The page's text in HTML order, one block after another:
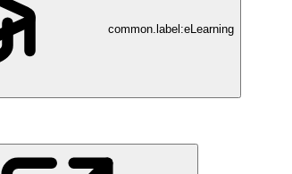
common.label:eLearning